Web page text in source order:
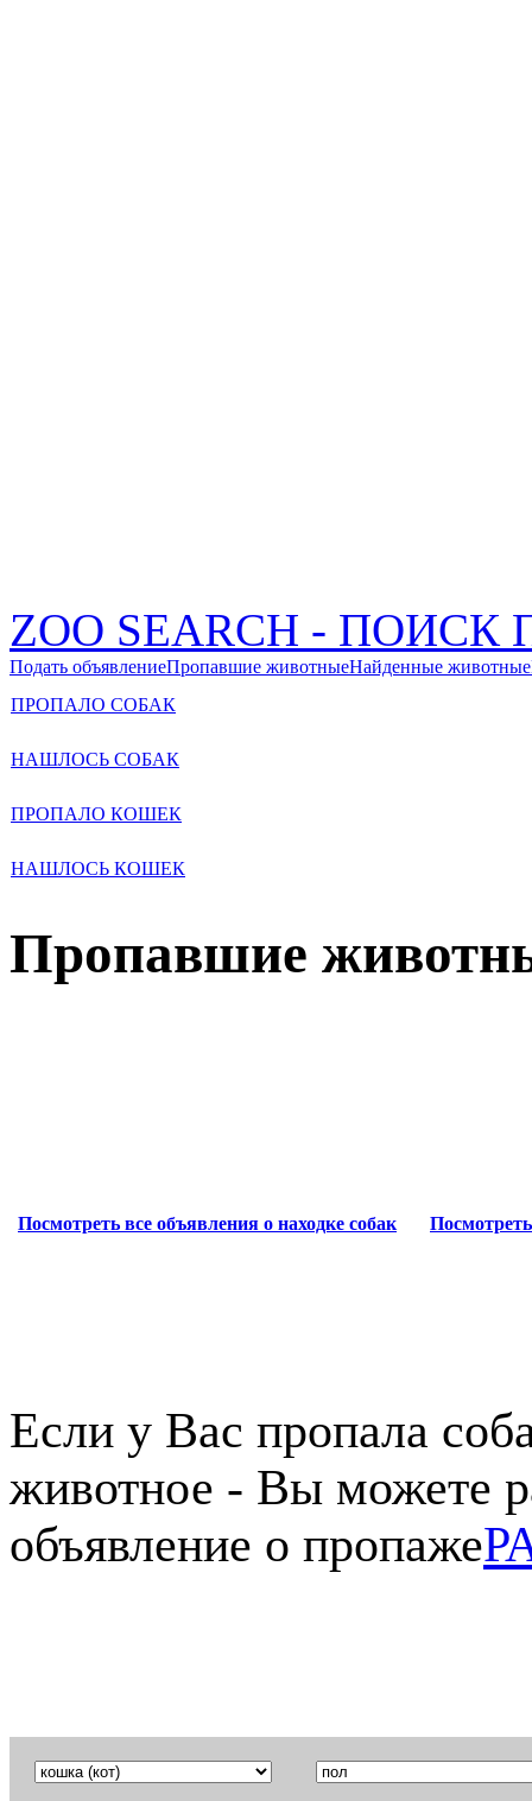
ZOO SEARCH -
Подать объявлениеПропавшие животныеНайденные животные
ПРОПАЛО СОБАК
НАШЛОСЬ СОБАК
ПРОПАЛО КОШЕК
НАШЛОСЬ КОШЕК
Пропавшие
Посмотреть все объявления о находке собак
Если у Вас пропала
животное - Вы можете
объявление о пропаже